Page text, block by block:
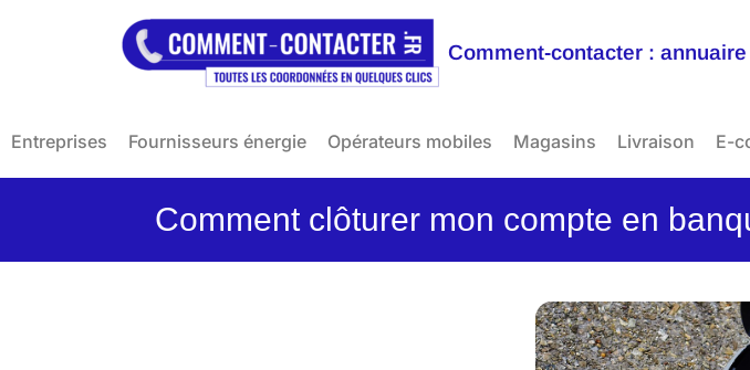
Comment-contacter :
Entreprises Fournisseurs énergie Opérateurs mobiles Magasins Livraison E-
Comment clôturer mon compte en